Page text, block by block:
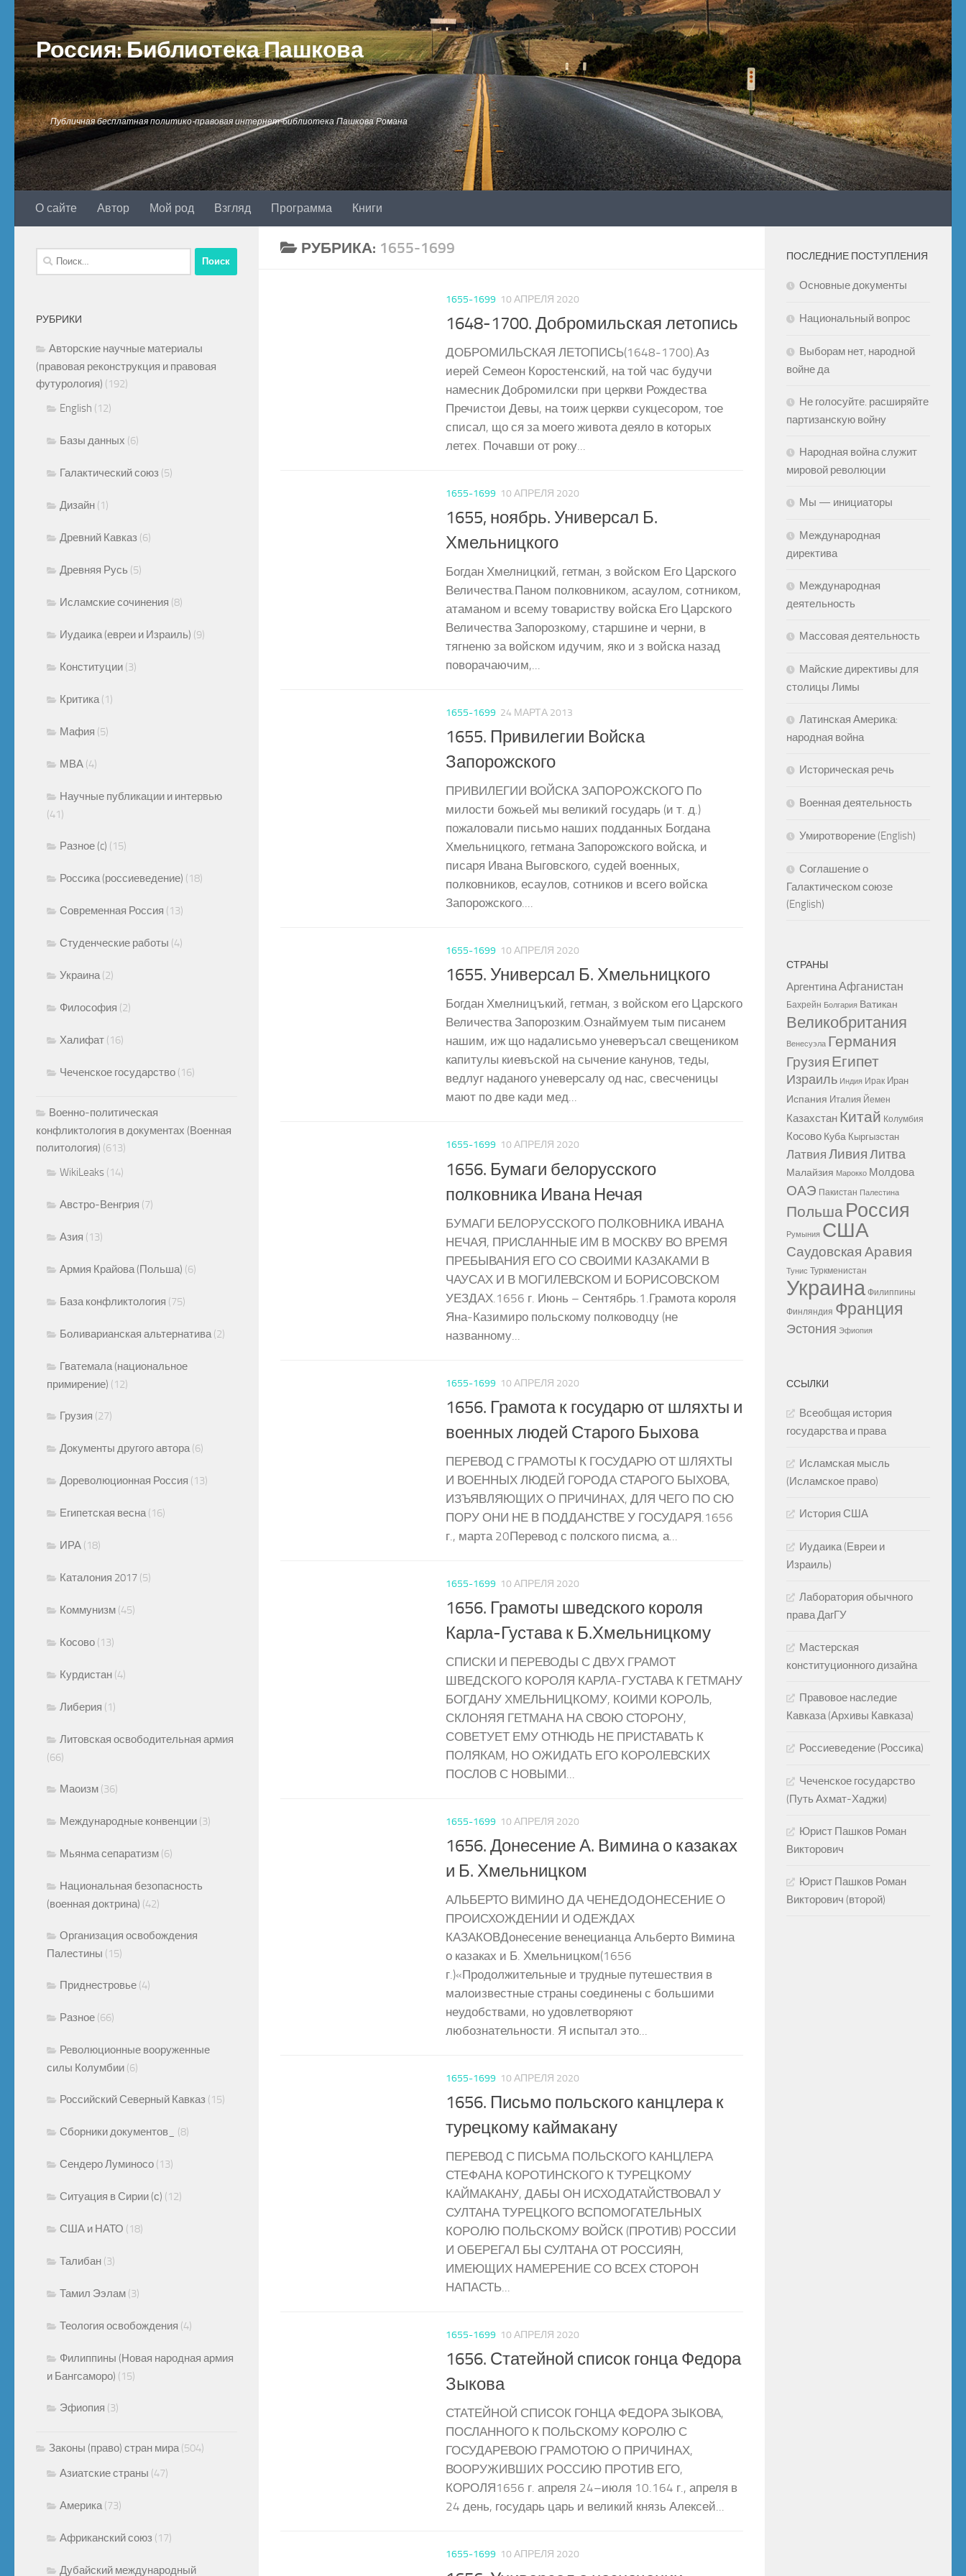
Перейти к содержимому
Россия: Библиотека Пашкова
Публичная бесплатная политико-правовая интернет-библиотека Пашкова Романа
О сайте Автор Мой род Взгляд Программа Книги
РУБРИКА: 1655-1699
1655-1699 10 АПРЕЛЯ 2020
1648-1700. Добромильская летопись
ДОБРОМИЛЬСКАЯ ЛЕТОПИСЬ(1648-1700).Аз
иерей Семеон Коростенский, на той час будучи
намесник Добромилски при церкви Рождества
Пречистои Девы, на тоиж церкви сукцесором, тое
списал, що ся за моего живота деяло в которых
летех. Почавши от року...
1655-1699 10 АПРЕЛЯ 2020
1655, ноябрь. Универсал Б.
Хмельницкого
Богдан Хмелницкий, гетман, з войском Его Царского
Величества.Паном полковником, асаулом, сотником,
атаманом и всему товариству войска Его Царского
Величества Запорозкому, старшине и черни, в
тягненю за войском идучим, яко и з войска назад
поворачаючим,...
1655-1699 24 МАРТА 2013
1655. Привилегии Войска
Запорожского
ПРИВИЛЕГИИ ВОЙСКА ЗАПОРОЖСКОГО По
милости божьей мы великий государь (и т. д.)
пожаловали письмо наших подданных Богдана
Хмельницкого, гетмана Запорожского войска, и
писаря Ивана Выговского, судей военных,
полковников, есаулов, сотников и всего войска
Запорожского....
1655-1699 10 АПРЕЛЯ 2020
1655. Универсал Б. Хмельницкого
Богдан Хмелницъкий, гетман, з войском его Царского
Величества Запорозким.Ознаймуем тым писанем
нашим, иж що надалисьмо уневеръсал свещеником
капитулы киевъской на сычение канунов, теды,
ведлуг наданого уневерсалу од нас, свесченицы
мают по две кади мед...
1655-1699 10 АПРЕЛЯ 2020
1656. Бумаги белорусского
полковника Ивана Нечая
БУМАГИ БЕЛОРУССКОГО ПОЛКОВНИКА ИВАНА
НЕЧАЯ, ПРИСЛАННЫЕ ИМ В МОСКВУ ВО ВРЕМЯ
ПРЕБЫВАНИЯ ЕГО СО СВОИМИ КАЗАКАМИ В
ЧАУСАХ И В МОГИЛЕВСКОМ И БОРИСОВСКОМ
УЕЗДАХ.1656 г. Июнь – Сентябрь.1.Грамота короля
Яна-Казимиро польскому полководцу (не
названному...
1655-1699 10 АПРЕЛЯ 2020
1656. Грамота к государю от шляхты и
военных людей Старого Быхова
ПЕРЕВОД С ГРАМОТЫ К ГОСУДАРЮ ОТ ШЛЯХТЫ
И ВОЕННЫХ ЛЮДЕЙ ГОРОДА СТАРОГО БЫХОВА,
ИЗЪЯВЛЯЮЩИХ О ПРИЧИНАХ, ДЛЯ ЧЕГО ПО СЮ
ПОРУ ОНИ НЕ В ПОДДАНСТВЕ У ГОСУДАРЯ.1656
г., марта 20Перевод с полского писма, а...
1655-1699 10 АПРЕЛЯ 2020
1656. Грамоты шведского короля
Карла-Густава к Б.Хмельницкому
СПИСКИ И ПЕРЕВОДЫ С ДВУХ ГРАМОТ
ШВЕДСКОГО КОРОЛЯ КАРЛА-ГУСТАВА К ГЕТМАНУ
БОГДАНУ ХМЕЛЬНИЦКОМУ, КОИМИ КОРОЛЬ,
СКЛОНЯЯ ГЕТМАНА НА СВОЮ СТОРОНУ,
СОВЕТУЕТ ЕМУ ОТНЮДЬ НЕ ПРИСТАВАТЬ К
ПОЛЯКАМ, НО ОЖИДАТЬ ЕГО КОРОЛЕВСКИХ
ПОСЛОВ С НОВЫМИ...
1655-1699 10 АПРЕЛЯ 2020
1656. Донесение А. Вимина о казаках
и Б. Хмельницком
АЛЬБЕРТО ВИМИНО ДА ЧЕНЕДОДОНЕСЕНИЕ О
ПРОИСХОЖДЕНИИ И ОДЕЖДАХ
КАЗАКОВДонесение венецианца Альберто Вимина
о казаках и Б. Хмельницком(1656
г.)«Продолжительные и трудные путешествия в
малоизвестные страны соединены с большими
неудобствами, но удовлетворяют
любознательности. Я испытал это...
1655-1699 10 АПРЕЛЯ 2020
1656. Письмо польского канцлера к
турецкому каймакану
ПЕРЕВОД С ПИСЬМА ПОЛЬСКОГО КАНЦЛЕРА
СТЕФАНА КОРОТИНСКОГО К ТУРЕЦКОМУ
КАЙМАКАНУ, ДАБЫ ОН ИСХОДАТАЙСТВОВАЛ У
СУЛТАНА ТУРЕЦКОГО ВСПОМОГАТЕЛЬНЫХ
КОРОЛЮ ПОЛЬСКОМУ ВОЙСК (ПРОТИВ) РОССИИ
И ОБЕРЕГАЛ БЫ СУЛТАНА ОТ РОССИЯН,
ИМЕЮЩИХ НАМЕРЕНИЕ СО ВСЕХ СТОРОН
НАПАСТЬ...
1655-1699 10 АПРЕЛЯ 2020
1656. Статейной список гонца Федора
Зыкова
СТАТЕЙНОЙ СПИСОК ГОНЦА ФЕДОРА ЗЫКОВА,
ПОСЛАННОГО К ПОЛЬСКОМУ КОРОЛЮ С
ГОСУДАРЕВОЮ ГРАМОТОЮ О ПРИЧИНАХ,
ВООРУЖИВШИХ РОССИЮ ПРОТИВ ЕГО,
КОРОЛЯ1656 г. апреля 24–июля 10.164 г., апреля в
24 день, государь царь и великий князь Алексей...
1655-1699 10 АПРЕЛЯ 2020
Найти:
РУБРИКИ
Авторские научные материалы
(правовая реконструкция и правовая
футурология) (192)
English (12)
Базы данных (6)
Галактический союз (5)
Дизайн (1)
Древний Кавказ (6)
Древняя Русь (5)
Исламские сочинения (8)
Иудаика (евреи и Израиль) (9)
Конституции (3)
Критика (1)
Мафия (5)
МВА (4)
Научные публикации и интервью
(41)
Разное (c) (15)
Россика (россиеведение) (18)
Современная Россия (13)
Студенческие работы (4)
Украина (2)
Философия (2)
Халифат (16)
Чеченское государство (16)
Военно-политическая
конфликтология в документах (Военная
политология) (613)
WikiLeaks (14)
Австро-Венгрия (7)
Азия (13)
Армия Крайова (Польша) (6)
База конфликтология (75)
Боливарианская альтернатива (2)
Гватемала (национальное
примирение) (12)
Грузия (27)
Документы другого автора (6)
Дореволюционная Россия (13)
Египетская весна (16)
ИРА (18)
Каталония 2017 (5)
Коммунизм (45)
Косово (13)
Курдистан (4)
Либерия (1)
Литовская освободительная армия
(66)
Маоизм (36)
Международные конвенции (3)
Мьянма сепаратизм (6)
Национальная безопасность
(военная доктрина) (42)
Организация освобождения
Палестины (15)
Приднестровье (4)
Разное (66)
Революционные вооруженные
силы Колумбии (6)
Российский Северный Кавказ (15)
Сборники документов_ (8)
Сендеро Луминосо (13)
Ситуация в Сирии (с) (12)
США и НАТО (18)
Талибан (3)
Тамил Ээлам (3)
Теология освобождения (4)
Филиппины (Новая народная армия
и Бангсаморо) (15)
Эфиопия (3)
Законы (право) стран мира (504)
Азиатские страны (47)
Америка (73)
Африканский союз (17)
Дубайский международный
ПОСЛЕДНИЕ ПОСТУПЛЕНИЯ
Основные документы
Национальный вопрос
Выборам нет, народной
войне да
Не голосуйте. расширяйте
партизанскую войну
Народная война служит
мировой революции
Мы — инициаторы
Международная
директива
Международная
деятельность
Массовая деятельность
Майские директивы для
столицы Лимы
Латинская Америка:
народная война
Историческая речь
Военная деятельность
Умиротворение (English)
Соглашение о
Галактическом союзе
(English)
СТРАНЫ
АргентинаАфганистан
Бахрейн Болгария Ватикан
Великобритания
Венесуэла Германия
Грузия Египет
Израиль Индия Ирак Иран
Испания Италия Йемен
Казахстан Китай Колумбия
Косово Куба Кыргызстан
Латвия ЛивияЛитва
Малайзия Марокко Молдова
ОАЭ Пакистан Палестина
Польша Россия
Румыния США
Саудовская Аравия
Тунис Туркменистан
Украина Филиппины
Финляндия Франция
Эстония Эфиопия
ССЫЛКИ
Всеобщая история
государства и права
Исламская мысль
(Исламское право)
История США
Иудаика (Евреи и
Израиль)
Лаборатория обычного
права ДагГУ
Мастерская
конституционного дизайна
Правовое наследие
Кавказа (Архивы Кавказа)
Россиеведение (Россика)
Чеченское государство
(Путь Ахмат-Хаджи)
Юрист Пашков Роман
Викторович
Юрист Пашков Роман
Викторович (второй)